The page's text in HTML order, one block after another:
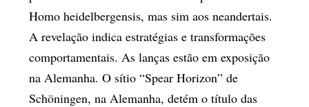
Homo heidelbergensis, mas sim aos neandertais.
A revelação indica estratégias e transformações
comportamentais. As lanças estão em exposição
na Alemanha. O sítio “Spear Horizon” de
Schöningen, na Alemanha, detém o título das